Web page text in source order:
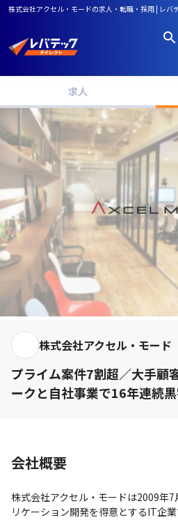
株式会社アクセル・モードの求人・転職・採用 | レバ
求人
株式会社アクセル・モード
プライム案件7割超／大手顧
ークと自社事業で16年連続
会社概要
株式会社アクセル・モードは2009年
リケーション開発を得意とするIT企業